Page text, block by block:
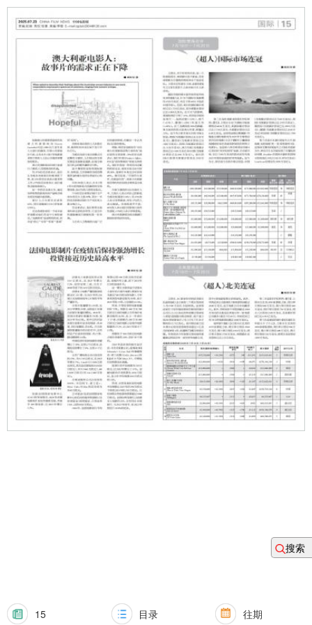
15 目录 往期
搜索